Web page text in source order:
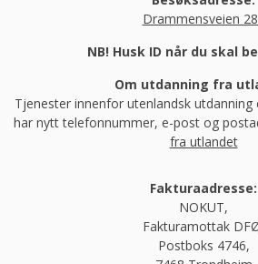
Drammensveien
NB! Husk ID når du skal
Om utdanning fra
Tjenester innenfor utenlandsk
har nytt telefonnummer, e-post og
fra utlandet
Fakturaadresse:
NOKUT,
Fakturamottak
Postboks 4746,